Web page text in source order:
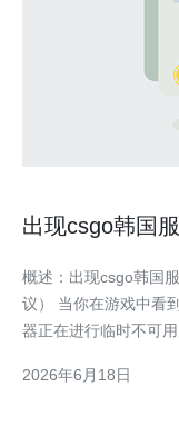
出现csgo韩国
概述：出现csgo韩国
议） 当你在游戏中看
器正在进行临时不可
本低廉，选择延迟可
2026年6月18日